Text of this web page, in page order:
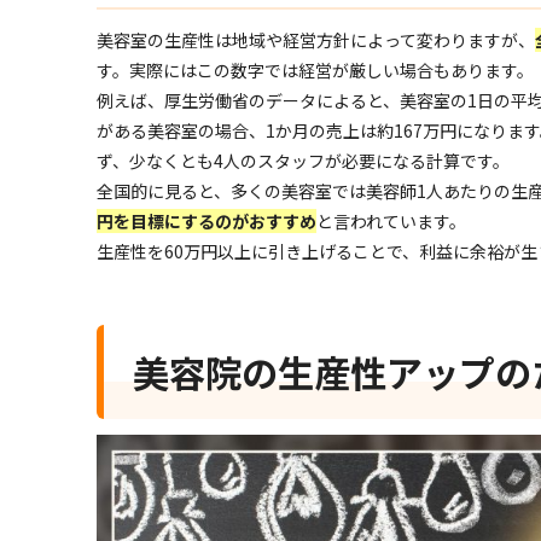
美容室の生産性は地域や経営方針によって変わりますが、
す。実際にはこの数字では経営が厳しい場合もあります。
例えば、厚生労働省のデータによると、美容室の1日の
がある美容室の場合、1か月の売上は約167万円になりま
ず、少なくとも4人のスタッフが必要になる計算です。
全国的に見ると、多くの美容室では美容師1人あたりの生
円を目標にするのがおすすめと言われています。
生産性を60万円以上に引き上げることで、利益に余裕が
美容院の生産性アップ